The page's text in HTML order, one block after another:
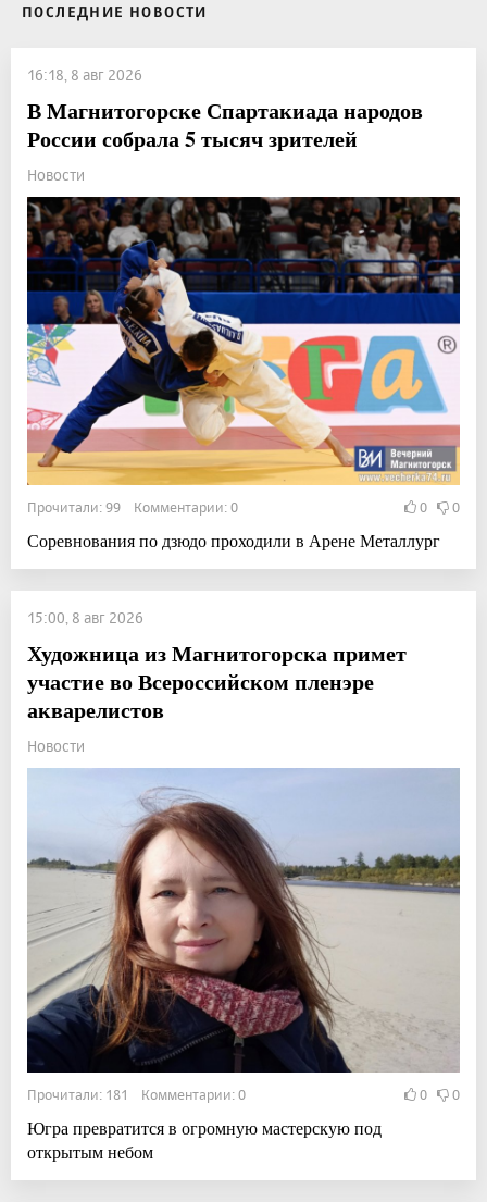
ПОСЛЕДНИЕ НОВОСТИ
16:18, 8 авг 2026
В Магнитогорске Спартакиада народов
России собрала 5 тысяч зрителей
Новости
Прочитали: 99 Комментарии: 0 0 0
Соревнования по дзюдо проходили в Арене Металлург
15:00, 8 авг 2026
Художница из Магнитогорска примет
участие во Всероссийском пленэре
акварелистов
Новости
Прочитали: 181 Комментарии: 0 0 0
Югра превратится в огромную мастерскую под
открытым небом